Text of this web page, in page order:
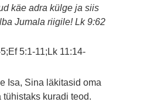
käe adra külge ja siis
Jumala riigile! Lk 9:62
5:1-11;Lk 11:14-
Isa, Sina läkitasid oma
tühistaks kuradi teod.